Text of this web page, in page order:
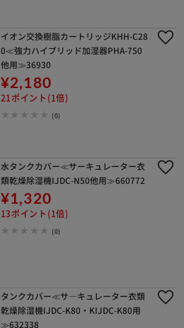
イオン交換樹脂カートリッジKHH-C28
0≪強力ハイブリッド加湿器PHA-750
他用≫36930
¥2,180
21ポイント(1倍)
(0)
水タンクカバー≪サーキュレーター衣
類乾燥除湿機IJDC-N50他用≫660772
¥1,320
13ポイント(1倍)
(0)
タンクカバー≪サ―キュレーター衣類
乾燥除湿機IJDC-K80・KIJDC-K80用
≫632338